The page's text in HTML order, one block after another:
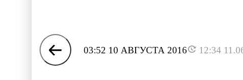
03:52 10 АВГУСТА 2016 12:34